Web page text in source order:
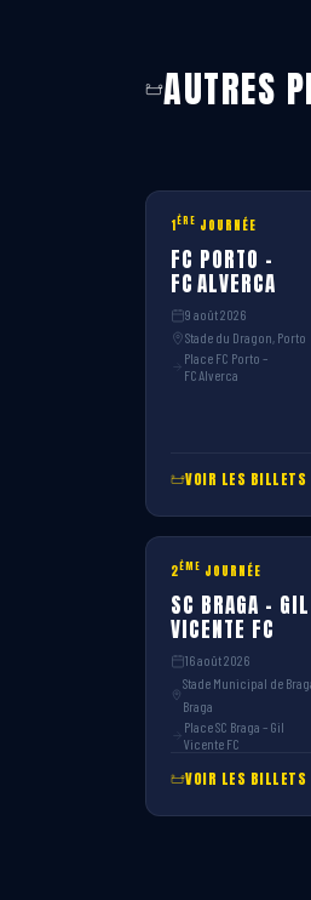
AUTRES
1ÈRE JOURNÉE
FC PORTO –
FC ALVERCA
9 août 2026
Stade du Dragon, Porto
Place FC Porto –
FC Alverca
VOIR LES BILLETS
2ÈME JOURNÉE
SC BRAGA – GIL
VICENTE FC
16 août 2026
Stade Municipal de
Braga
Place SC Braga – Gil
Vicente FC
VOIR LES BILLETS